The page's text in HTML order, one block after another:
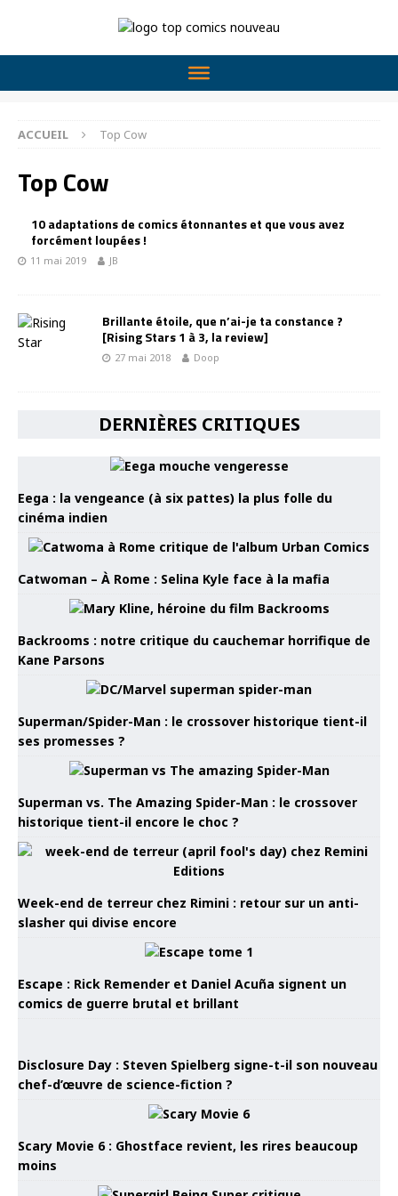
ACCUEIL Top Cow
Top Cow
10 adaptations de comics étonnantes et que vous avez
forcément loupées !
11 mai 2019 JB
Brillante étoile, que n’ai-je ta constance ?
[Rising Stars 1 à 3, la review]
27 mai 2018 Doop
DERNIÈRES CRITIQUES
Eega : la vengeance (à six pattes) la plus folle du
cinéma indien
Catwoman – À Rome : Selina Kyle face à la mafia
Backrooms : notre critique du cauchemar horrifique de
Kane Parsons
Superman/Spider-Man : le crossover historique tient-il
ses promesses ?
Superman vs. The Amazing Spider-Man : le crossover
historique tient-il encore le choc ?
Week-end de terreur chez Rimini : retour sur un anti-
slasher qui divise encore
Escape : Rick Remender et Daniel Acuña signent un
comics de guerre brutal et brillant
Disclosure Day : Steven Spielberg signe-t-il son nouveau
chef-d’œuvre de science-fiction ?
Scary Movie 6 : Ghostface revient, les rires beaucoup
moins